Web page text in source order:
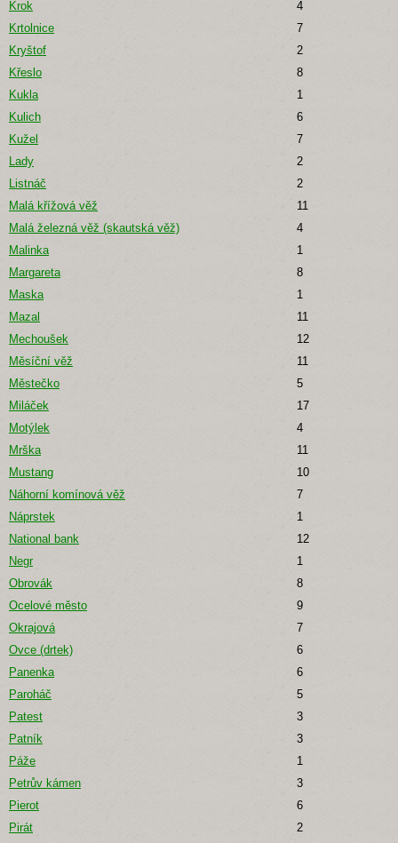
Krok
4
Krtolnice
7
Kryštof
2
Křeslo
8
Kukla
1
Kulich
6
Kužel
7
Lady
2
Listnáč
2
Malá křížová věž
11
Malá železná věž (skautská věž)
4
Malinka
1
Margareta
8
Maska
1
Mazal
11
Mechoušek
12
Měsíční věž
11
Městečko
5
Miláček
17
Motýlek
4
Mrška
11
Mustang
10
Náhorní komínová věž
7
Náprstek
1
National bank
12
Negr
1
Obrovák
8
Ocelové město
9
Okrajová
7
Ovce (drtek)
6
Panenka
6
Paroháč
5
Patest
3
Patník
3
Páže
1
Petrův kámen
3
Pierot
6
Pirát
2